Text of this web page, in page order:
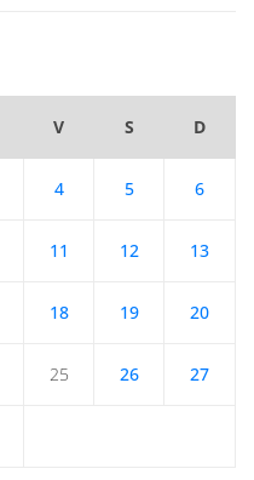
V S D
4 5 6
11 12 13
18 19 20
25 26 27